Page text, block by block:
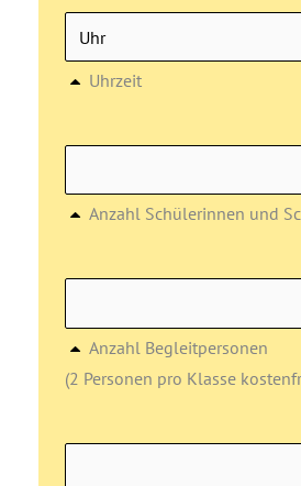
Uhrzeit
Anzahl Schülerinnen und
Anzahl Begleitpersonen
(2 Personen pro Klasse